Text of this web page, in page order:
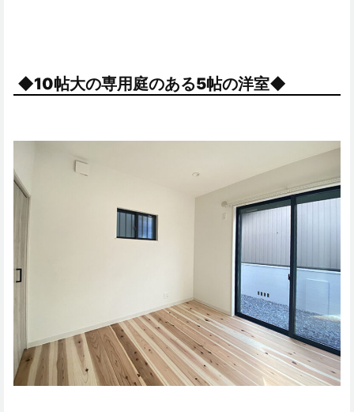
◆10帖大の専用庭のある5帖の洋室◆